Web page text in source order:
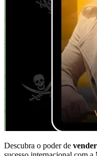
Descubra o poder de